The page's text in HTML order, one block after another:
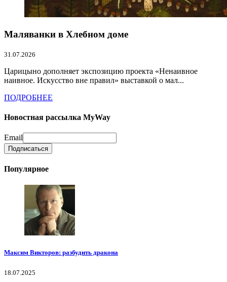
Маляванки в Хлебном доме
31.07.2026
Царицыно дополняет экспозицию проекта «Ненаивное
наивное. Искусство вне правил» выставкой о мал...
ПОДРОБНЕЕ
Новостная рассылка MyWay
Email
Популярное
Максим Викторов: разбудить дракона
18.07.2025